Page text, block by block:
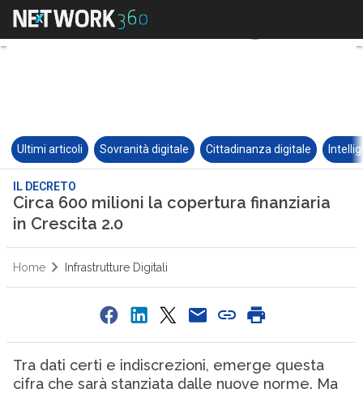
Ultimi articoli Sovranità digitale Cittadinanza digitale
IL DECRETO
Circa 600 milioni la copertura finanziaria
in Crescita 2.0
Home Infrastrutture Digitali
Tra dati certi e indiscrezioni, emerge questa
cifra che sarà stanziata dalle nuove norme. Ma